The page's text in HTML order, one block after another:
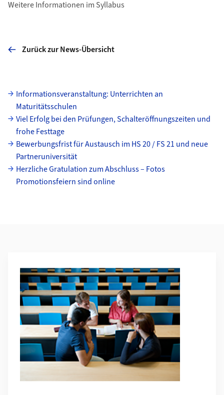
Weitere Informationen im Syllabus
Zurück zur News-Übersicht
Unterseiten
Informationsveranstaltung: Unterrichten an
Maturitätsschulen
Viel Erfolg bei den Prüfungen, Schalteröffnungszeiten und
frohe Festtage
Bewerbungsfrist für Austausch im HS 20 / FS 21 und neue
Partneruniversität
Herzliche Gratulation zum Abschluss – Fotos
Promotionsfeiern sind online